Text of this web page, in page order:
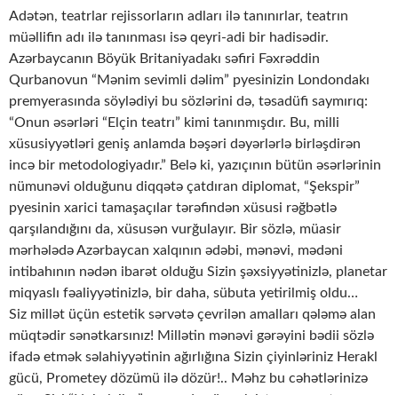
Adətən, teatrlar rejissorların adları ilə tanınırlar, teatrın
müəllifin adı ilə tanınması isə qeyri-adi bir hadisədir.
Azərbaycanın Böyük Britaniyadakı səfiri Fəxrəddin
Qurbanovun “Mənim sevimli dəlim” pyesinizin Londondakı
premyerasında söylədiyi bu sözlərini də, təsadüfi saymırıq:
“Onun əsərləri “Elçin teatrı” kimi tanınmışdır. Bu, milli
xüsusiyyətləri geniş anlamda bəşəri dəyərlərlə birləşdirən
incə bir metodologiyadır.” Belə ki, yazıçının bütün əsərlərinin
nümunəvi olduğunu diqqətə çatdıran diplomat, “Şekspir”
pyesinin xarici tamaşaçılar tərəfindən xüsusi rəğbətlə
qarşılandığını da, xüsusən vurğulayır. Bir sözlə, müasir
mərhələdə Azərbaycan xalqının ədəbi, mənəvi, mədəni
intibahının nədən ibarət olduğu Sizin şəxsiyyətinizlə, planetar
miqyaslı fəaliyyətinizlə, bir daha, sübuta yetirilmiş oldu…
Siz millət üçün estetik sərvətə çevrilən amalları qələmə alan
müqtədir sənətkarsınız! Millətin mənəvi gərəyini bədii sözlə
ifadə etmək səlahiyyətinin ağırlığına Sizin çiyinləriniz Herakl
gücü, Prometey dözümü ilə dözür!.. Məhz bu cəhətlərinizə